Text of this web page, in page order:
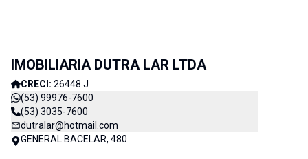
IMOBILIARIA DUTRA LAR LTDA
CRECI: 26448 J
(53) 99976-7600
(53) 3035-7600
dutralar@hotmail.com
GENERAL BACELAR, 480